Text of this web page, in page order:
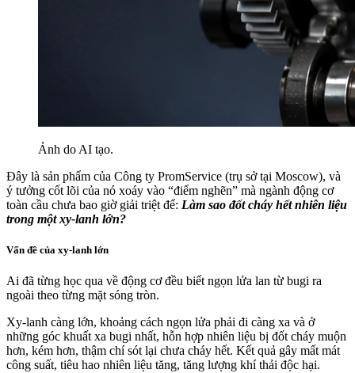
Ảnh do AI tạo.
Đây là sản phẩm của Công ty PromService (trụ sở tại Moscow), và
ý tưởng cốt lõi của nó xoáy vào “điểm nghẽn” mà ngành động cơ
toàn cầu chưa bao giờ giải triệt để: Làm sao đốt cháy hết nhiên liệu
trong một xy-lanh lớn?
Vấn đề của xy-lanh lớn
Ai đã từng học qua về động cơ đều biết ngọn lửa lan từ bugi ra
ngoài theo từng mặt sóng tròn.
Xy-lanh càng lớn, khoảng cách ngọn lửa phải đi càng xa và ở
những góc khuất xa bugi nhất, hỗn hợp nhiên liệu bị đốt cháy muộn
hơn, kém hơn, thậm chí sót lại chưa cháy hết. Kết quả gây mất mát
công suất, tiêu hao nhiên liệu tăng, tăng lượng khí thải độc hại.